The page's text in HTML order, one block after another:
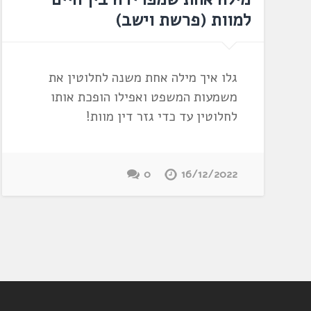
למוות (פרשת וישב)
גלו איך מילה אחת משנה לחלוטין את
משמעות המשפט ואפילו הופכת אותו
לחלוטין עד כדי גזר דין מוות!
16/12/2022
0